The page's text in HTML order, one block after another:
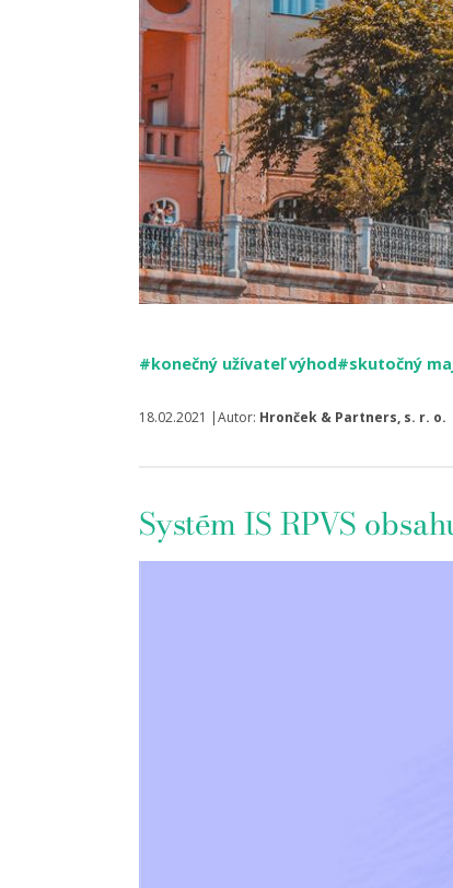
#konečný užívateľ výhod#skutočný
18.02.2021 |Autor: Hronček & Partners, s. r. o.
Systém IS RPVS